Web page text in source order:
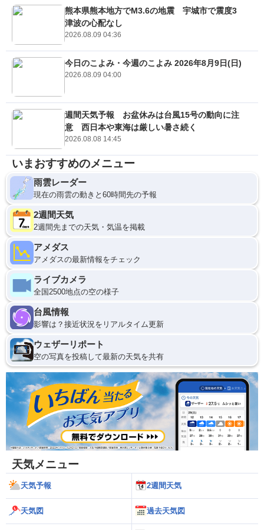
熊本県熊本地方でM3.6の地震 宇城市で震度3
津波の心配なし
2026.08.09 04:36
今日のこよみ・今週のこよみ 2026年8月9日(日)
2026.08.09 04:00
週間天気予報 お盆休みは台風15号の動向に注
意 西日本や東海は厳しい暑さ続く
2026.08.08 14:45
いまおすすめのメニュー
雨雲レーダー
現在の雨雲の動きと60時間先の予報
2週間天気
2週間先までの天気・気温を掲載
アメダス
アメダスの最新情報をチェック
ライブカメラ
全国2500地点の空の様子
台風情報
影響は？接近状況をリアルタイム更新
ウェザーリポート
空の写真を投稿して最新の天気を共有
天気メニュー
天気予報 2週間天気
天気図 過去天気図